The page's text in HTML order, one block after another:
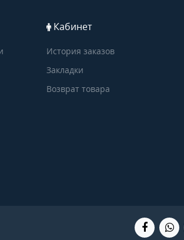
Кабинет
История заказов
Закладки
Возврат товара